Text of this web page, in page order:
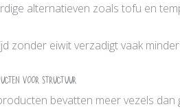
alternatieven zoals tofu en
zonder eiwit verzadigt vaak
voor structuur
bevatten meer vezels